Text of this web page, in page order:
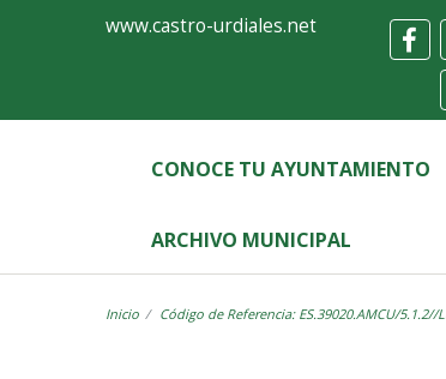
Ayuntamiento
Castro-
Urdiales
www.castro-urdiales.net
CONOCE TU AYUNTAMIENTO
ARCHIVO MUNICIPAL
Inicio Código de Referencia: ES.39020.AMCU/5.1.2//